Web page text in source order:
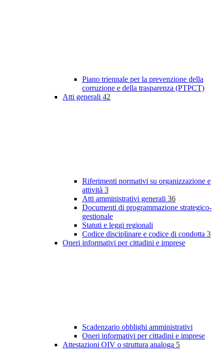
Piano triennale per la prevenzione della
corruzione e della trasparenza (PTPCT)
Atti generali 42
Riferimenti normativi su organizzazione e
attività 3
Atti amministrativi generali 36
Documenti di programmazione strategico-
gestionale
Statuti e leggi regionali
Codice disciplinare e codice di condotta 3
Oneri informativi per cittadini e imprese
Scadenzario obblighi amministrativi
Oneri informativi per cittadini e imprese
Attestazioni OIV o struttura analoga 5